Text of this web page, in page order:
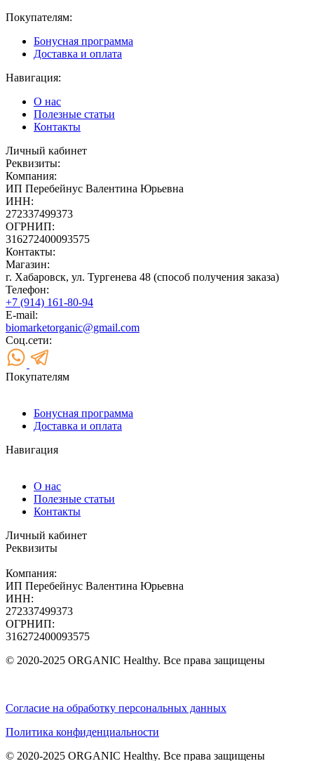
Покупателям:
Бонусная программа
Доставка и оплата
Навигация:
О нас
Полезные статьи
Контакты
Личный кабинет
Реквизиты:
Компания:
ИП Перебейнус Валентина Юрьевна
ИНН:
272337499373
ОГРНИП:
316272400093575
Контакты:
Магазин:
г. Хабаровск, ул. Тургенева 48 (способ получения заказа)
Телефон:
+7 (914) 161-80-94
E-mail:
biomarketorganic@gmail.com
Соц.сети:
Покупателям
Бонусная программа
Доставка и оплата
Навигация
О нас
Полезные статьи
Контакты
Личный кабинет
Реквизиты
Компания:
ИП Перебейнус Валентина Юрьевна
ИНН:
272337499373
ОГРНИП:
316272400093575
© 2020-2025 ORGANIC Healthy. Все права защищены
Согласие на обработку персональных данных
Политика конфиденциальности
© 2020-2025 ORGANIC Healthy. Все права защищены